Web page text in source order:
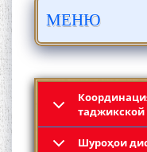
МЕНЮ
Шyроҳои
БО 4 000
ПАЙКАРА ВА